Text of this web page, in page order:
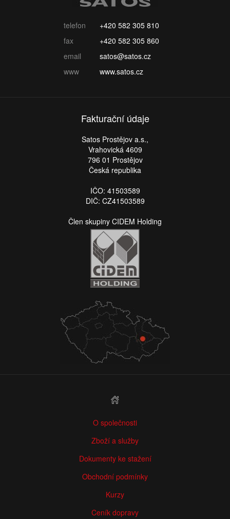
telefon
+420 582 305 810
fax
+420 582 305 860
email
satos@satos.cz
www
www.satos.cz
Fakturační údaje
Satos Prostějov a.s.,
Vrahovická 4609
796 01 Prostějov
Česká republika
IČO: 41503589
DIČ: CZ41503589
Člen skupiny CIDEM Holding
O společnosti
Zboží a služby
Dokumenty ke stažení
Obchodní podmínky
Kurzy
Ceník dopravy